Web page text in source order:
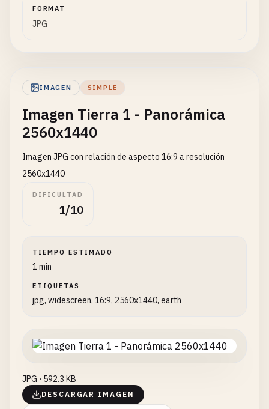
FORMAT
JPG
IMAGEN SIMPLE
Imagen Tierra 1 - Panorámica
2560x1440
Imagen JPG con relación de aspecto 16:9 a resolución
2560x1440
DIFICULTAD
1/10
TIEMPO ESTIMADO
1 min
ETIQUETAS
jpg, widescreen, 16:9, 2560x1440, earth
JPG · 592.3 KB
DESCARGAR IMAGEN